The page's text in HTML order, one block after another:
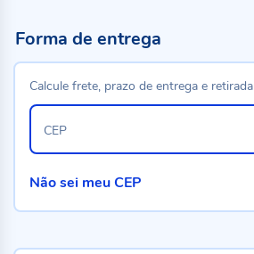
Forma de entrega
Calcule frete, prazo de entrega e retirada
CEP
Não sei meu CEP